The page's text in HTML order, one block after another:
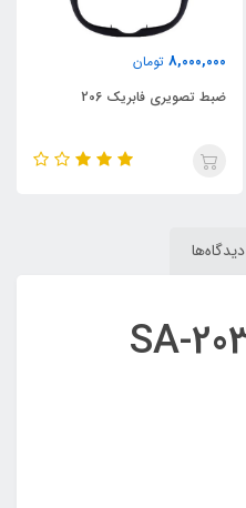
8,000,000 تومان
ضبط تصویری فابریک 206
دیدگاه‌ها